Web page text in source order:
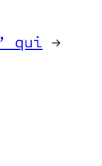
qui →